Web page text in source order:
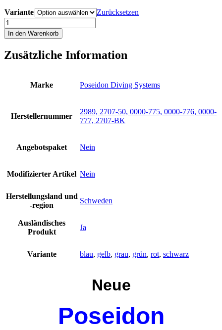
Variante
Zurücksetzen
Poseidon
Jetstream
2.
Deckel
2nd
Menge
In den Warenkorb
Zusätzliche Information
Marke Poseidon Diving Systems
Herstellernummer
2989, 2707-50, 0000-775, 0000-776, 0000-
777, 2707-BK
Angebotspaket Nein
Modifizierter Artikel Nein
Herstellungsland und
-region
Schweden
Ausländisches
Produkt
Ja
Variante blau, gelb, grau, grün, rot, schwarz
Neue
Poseidon